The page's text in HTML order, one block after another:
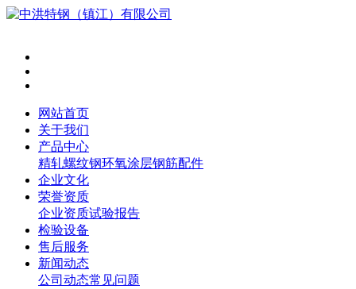
网站首页
关于我们
产品中心
精轧螺纹钢环氧涂层钢筋配件
企业文化
荣誉资质
企业资质试验报告
检验设备
售后服务
新闻动态
公司动态常见问题